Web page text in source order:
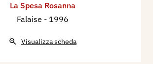
La Spesa Rosanna
Falaise - 1996
Visualizza scheda